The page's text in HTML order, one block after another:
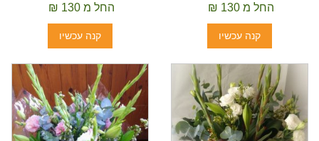
החל מ 130 ₪
קנה עכשיו
החל מ 130 ₪
קנה עכשיו